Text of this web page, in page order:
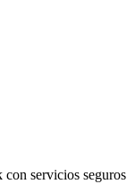
servicios seguros